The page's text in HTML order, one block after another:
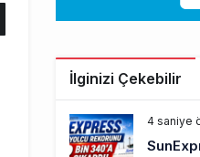
İlginizi Çekebilir
4 saniye